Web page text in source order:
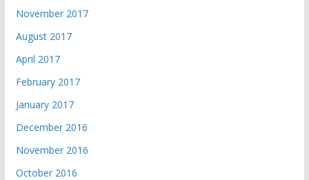
November 2017
August 2017
April 2017
February 2017
January 2017
December 2016
November 2016
October 2016